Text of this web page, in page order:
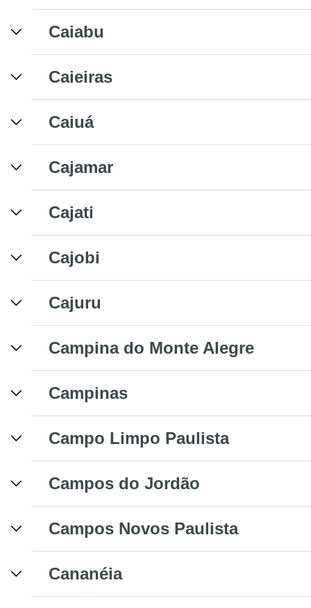
Caiabu
Caieiras
Caiuá
Cajamar
Cajati
Cajobi
Cajuru
Campina do Monte Alegre
Campinas
Campo Limpo Paulista
Campos do Jordão
Campos Novos Paulista
Cananéia